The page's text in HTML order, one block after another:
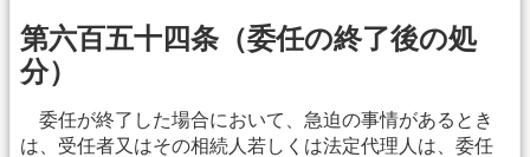
第六百五十四条（委任の終了後の処
分）
委任が終了した場合において、急迫の事情があるとき
は、受任者又はその相続人若しくは法定代理人は、委任